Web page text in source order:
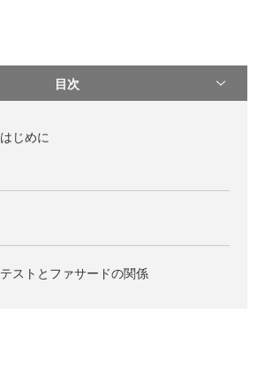
目次
はじめに
テストとファサードの関係